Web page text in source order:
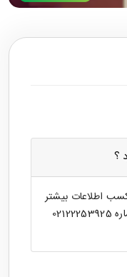
اطلاعات بیشتر
لطفا با بخش فروش ایران میز با شماره 02122253925